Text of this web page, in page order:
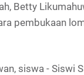
Betty
pembukaan
siswa - Siswi